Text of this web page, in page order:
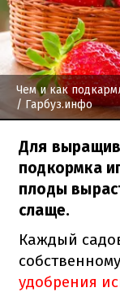
Чем и как
/ Гарбуз.инфо
Для
подкормка
плоды
слаще.
Каждый
удобрения